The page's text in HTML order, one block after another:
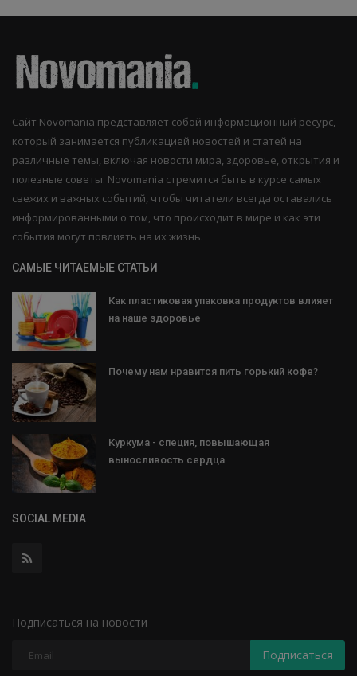
Сайт Novomania представляет собой информационный ресурс,
который занимается публикацией новостей и статей на
различные темы, включая новости мира, здоровье, открытия и
полезные советы. Novomania стремится быть в курсе самых
свежих и важных событий, чтобы читатели всегда оставались
информированными о том, что происходит в мире и как эти
события могут повлиять на их жизнь.
САМЫЕ ЧИТАЕМЫЕ СТАТЬИ
Как пластиковая упаковка продуктов влияет
на наше здоровье
Почему нам нравится пить горький кофе?
Куркума - специя, повышающая
выносливость сердца
SOCIAL MEDIA
Подписаться на новости
Подписаться